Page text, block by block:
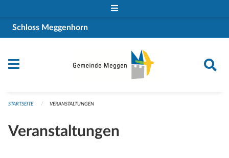
Schloss Meggenhorn
STARTSEITE VERANSTALTUNGEN
Veranstaltungen